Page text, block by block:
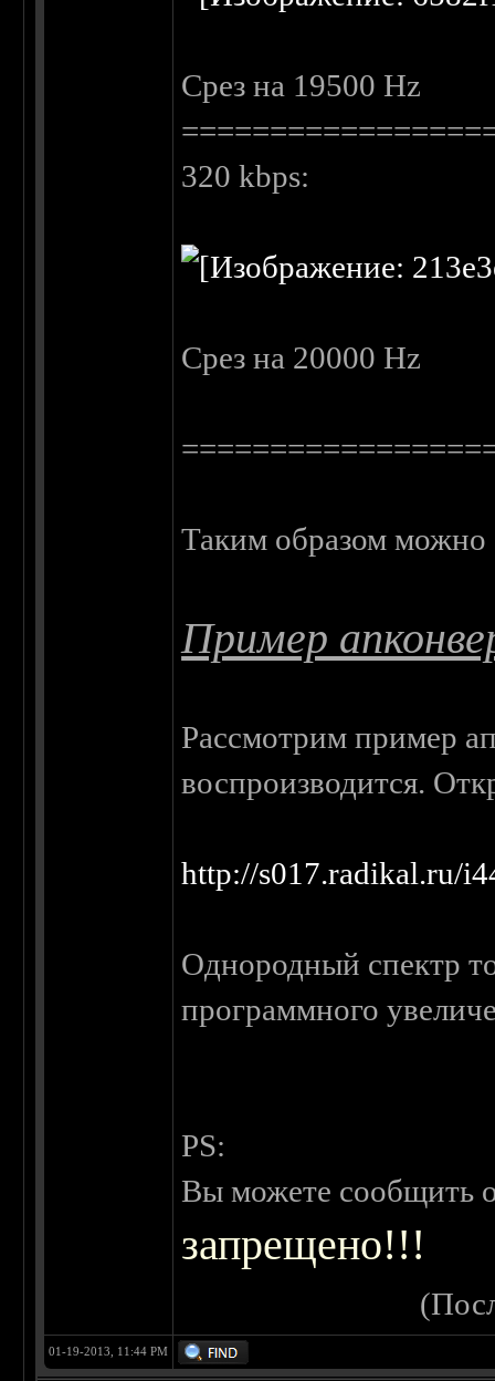
Cрез на 19500 Hz
320 kbps:
Cрез на 20000 Hz
Таким образом можно
Пример
Рассмотрим пример
воспроизводится.
http://s017.radikal.ru/
Однородный спектр
программного
PS:
Вы можете сообщить
запрещено!!!
01-19-2013, 11:44 PM